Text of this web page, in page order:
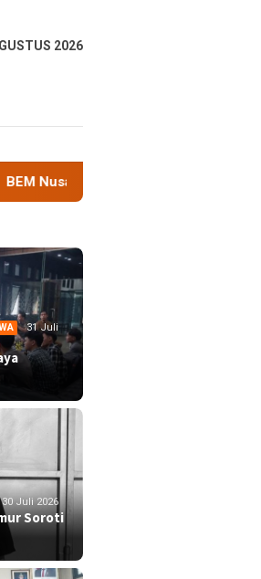
2026
Timur Soroti Efektivitas Kinerja APH
31 Juli
30 Juli 2026
Soroti